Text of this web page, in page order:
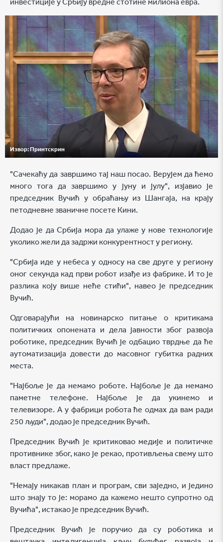
Извор:Принтскрин
"Сачекаћу да завршимо тај наш посао. Верујем да ћемо
много тога да завршимо у јуну и јулу", изјавио је
председник Вучић у обраћању из Шангаја, на крају
петодневне званичне посете Кини.
Додао је да Србија мора да улаже у нове технологије
уколико жели да задржи конкурентност у региону.
"Србија иде у небеса у односу на све друге у региону
оног секунда кад први робот изађе из фабрике. И то је
разлика коју више неће стићи", навео је председник
Вучић.
Одговарајући на новинарско питање о критикама
политичких опонената и дела јавности због развоја
роботике, председник Вучић је одбацио тврдње да ће
аутоматизација довести до масовног губитка радних
места.
"Најбоље је да немамо роботе. Најбоље је да немамо
паметне телефоне. Најбоље је да укинемо и
телевизоре. А у фабрици робота ће одмах да вам ради
250 људи", додао је председник Вучић.
Председник Вучић је критиковао медије и политичке
противнике због, како је рекао, противљења свему што
власт предлаже.
"Немају никакав план и програм, сви заједно, и једино
што знају то је: морамо да кажемо нешто супротно од
Вучића", истакао је председник Вучић.
Председник Вучић је поручио да су роботика и